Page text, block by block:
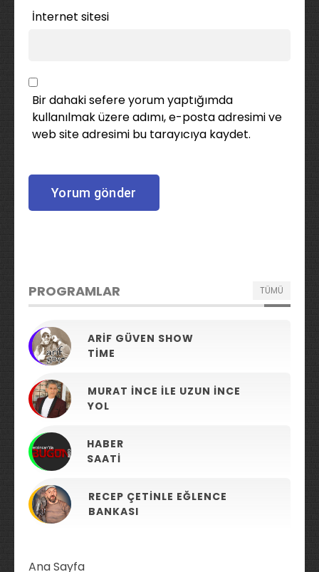
İnternet sitesi
Bir dahaki sefere yorum yaptığımda
kullanılmak üzere adımı, e-posta adresimi ve
web site adresimi bu tarayıcıya kaydet.
PROGRAMLAR TÜMÜ
ARIF GÜVEN SHOW
TIME
MURAT İNCE ILE UZUN İNCE
YOL
HABER
SAATI
RECEP ÇETINLE EĞLENCE
BANKASI
Ana Sayfa